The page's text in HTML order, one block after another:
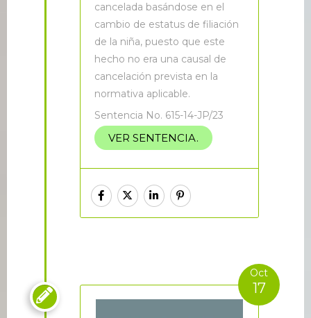
cancelada basándose en el
cambio de estatus de filiación
de la niña, puesto que este
hecho no era una causal de
cancelación prevista en la
normativa aplicable.
Sentencia No. 615-14-JP/23
VER SENTENCIA.

Oct
17